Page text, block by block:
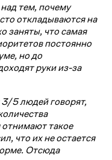
тем, почему
откладываются на
заняты, что самая
постоянно
но до
руки из-за
5 людей говорят,
такое
что их не остается
Отсюда